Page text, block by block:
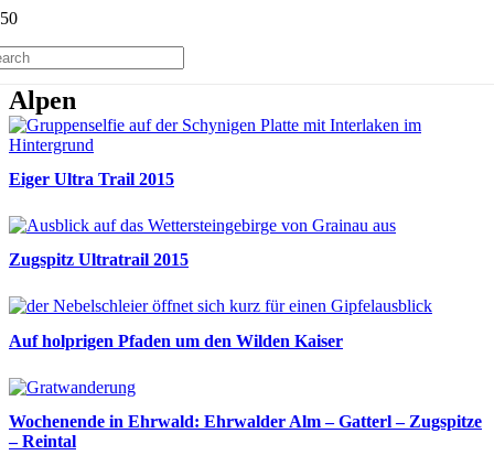
Alpen
Eiger Ultra Trail 2015
Zugspitz Ultratrail 2015
Auf holprigen Pfaden um den Wilden Kaiser
Wochenende in Ehrwald: Ehrwalder Alm – Gatterl – Zugspitze
– Reintal